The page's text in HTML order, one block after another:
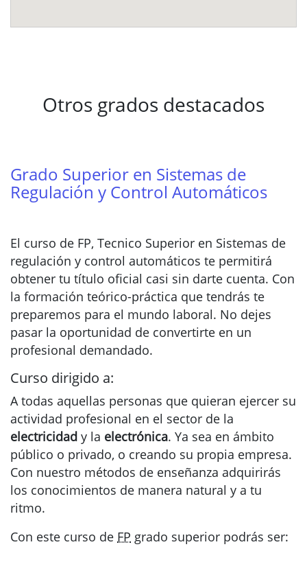
Otros grados destacados
Grado Superior en Sistemas de
Regulación y Control Automáticos
El curso de FP, Tecnico Superior en Sistemas de
regulación y control automáticos te permitirá
obtener tu título oficial casi sin darte cuenta. Con
la formación teórico-práctica que tendrás te
preparemos para el mundo laboral. No dejes
pasar la oportunidad de convertirte en un
profesional demandado.
Curso dirigido a:
A todas aquellas personas que quieran ejercer su
actividad profesional en el sector de la
electricidad y la electrónica. Ya sea en ámbito
público o privado, o creando su propia empresa.
Con nuestro métodos de enseñanza adquirirás
los conocimientos de manera natural y a tu
ritmo.
Con este curso de FP grado superior podrás ser: